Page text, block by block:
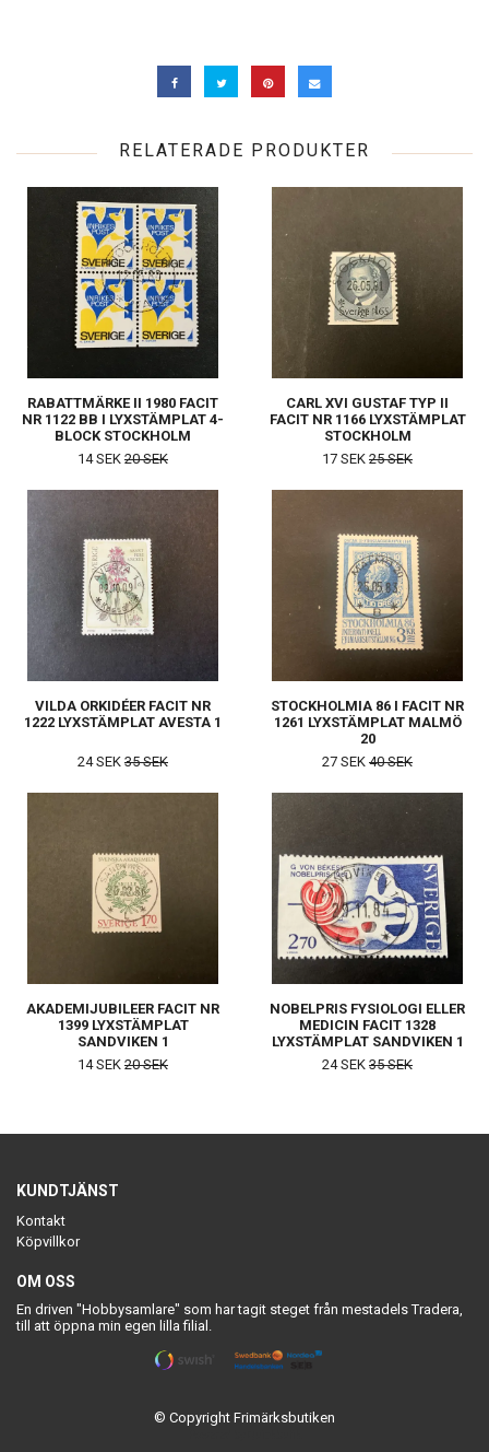
RELATERADE PRODUKTER
RABATTMÄRKE II 1980 FACIT
NR 1122 BB I LYXSTÄMPLAT 4-
BLOCK STOCKHOLM
14 SEK 20 SEK
CARL XVI GUSTAF TYP II
FACIT NR 1166 LYXSTÄMPLAT
STOCKHOLM
17 SEK 25 SEK
VILDA ORKIDÉER FACIT NR
1222 LYXSTÄMPLAT AVESTA 1
24 SEK 35 SEK
STOCKHOLMIA 86 I FACIT NR
1261 LYXSTÄMPLAT MALMÖ
20
27 SEK 40 SEK
AKADEMIJUBILEER FACIT NR
1399 LYXSTÄMPLAT
SANDVIKEN 1
14 SEK 20 SEK
NOBELPRIS FYSIOLOGI ELLER
MEDICIN FACIT 1328
LYXSTÄMPLAT SANDVIKEN 1
24 SEK 35 SEK
KUNDTJÄNST
Kontakt
Köpvillkor
OM OSS
En driven "Hobbysamlare" som har tagit steget från mestadels Tradera,
till att öppna min egen lilla filial.
© Copyright Frimärksbutiken